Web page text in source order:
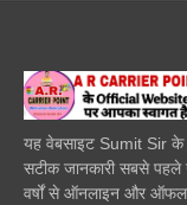
यह वेबसाइट Sumit Sir के
सटीक जानकारी सबसे पहले
वर्षों से ऑनलाइन और